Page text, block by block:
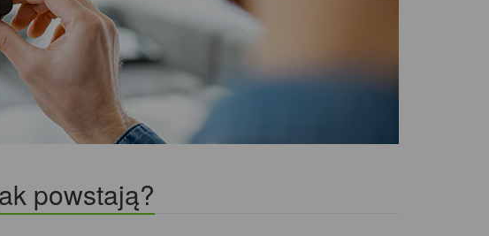
powstają?